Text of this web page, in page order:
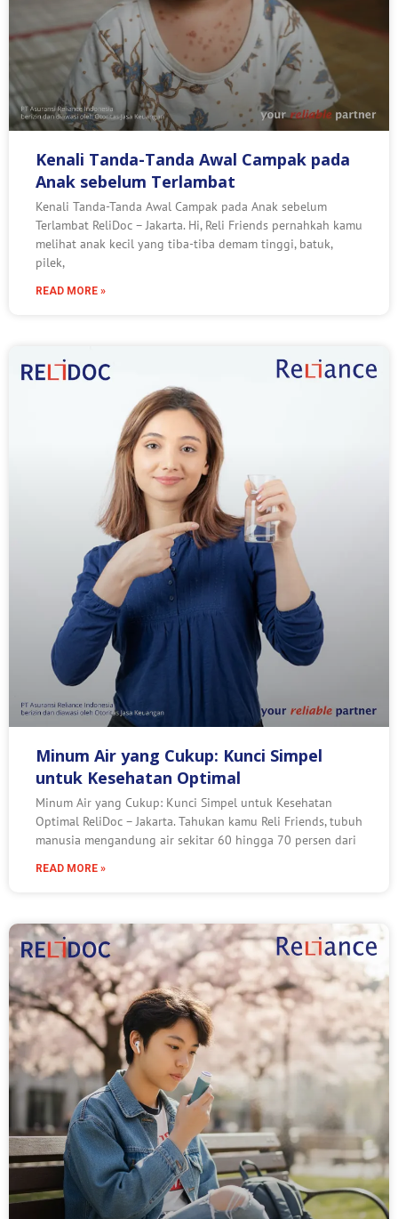
Kenali Tanda-Tanda Awal Campak pada
Anak sebelum Terlambat
Kenali Tanda-Tanda Awal Campak pada Anak sebelum
Terlambat ReliDoc – Jakarta. Hi, Reli Friends pernahkah kamu
melihat anak kecil yang tiba-tiba demam tinggi, batuk,
pilek,
READ MORE »
Minum Air yang Cukup: Kunci Simpel
untuk Kesehatan Optimal
Minum Air yang Cukup: Kunci Simpel untuk Kesehatan
Optimal ReliDoc – Jakarta. Tahukan kamu Reli Friends, tubuh
manusia mengandung air sekitar 60 hingga 70 persen dari
READ MORE »